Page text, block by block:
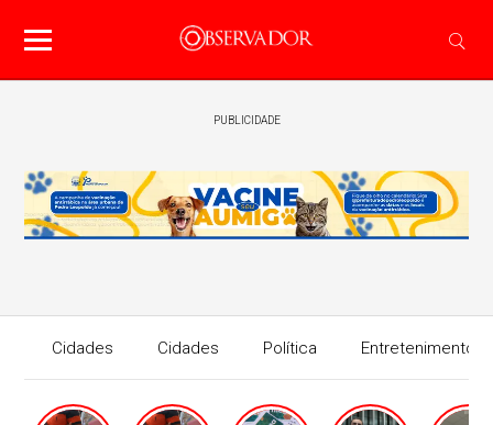
PUBLICIDADE
Cidades Cidades Política Entretenimento